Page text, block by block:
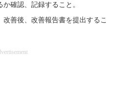
確認、記録すること。
善後、改善報告書を提出するこ